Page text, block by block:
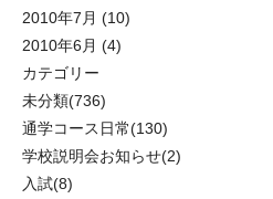
2010年7月 (10)
2010年6月 (4)
カテゴリー
未分類(736)
通学コース日常(130)
学校説明会お知らせ(2)
入試(8)